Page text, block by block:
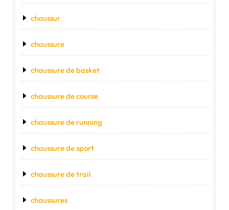
chaussur
chaussure
chaussure de basket
chaussure de course
chaussure de running
chaussure de sport
chaussure de trail
chaussures